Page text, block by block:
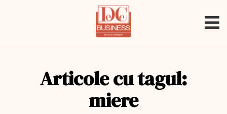
Articole cu tagul:
miere